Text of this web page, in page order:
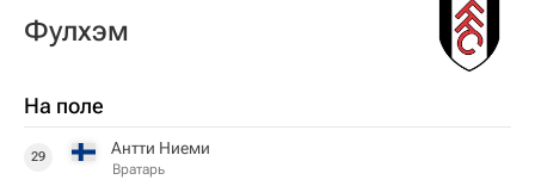
Фулхэм
На поле
29 Антти Ниеми
Вратарь